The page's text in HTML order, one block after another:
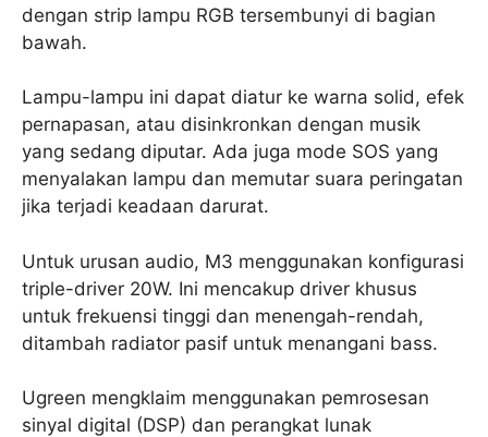
dengan strip lampu RGB tersembunyi di bagian
bawah.
Lampu-lampu ini dapat diatur ke warna solid, efek
pernapasan, atau disinkronkan dengan musik
yang sedang diputar. Ada juga mode SOS yang
menyalakan lampu dan memutar suara peringatan
jika terjadi keadaan darurat.
Untuk urusan audio, M3 menggunakan konfigurasi
triple-driver 20W. Ini mencakup driver khusus
untuk frekuensi tinggi dan menengah-rendah,
ditambah radiator pasif untuk menangani bass.
Ugreen mengklaim menggunakan pemrosesan
sinyal digital (DSP) dan perangkat lunak